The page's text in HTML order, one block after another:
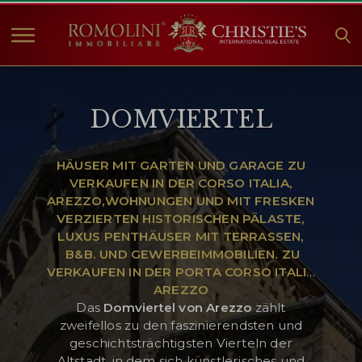
IMMOBILIEN ZUM
VERKAUF
ANGEBOTE
UNTERNEHMEN
CHRISTIE'S
KONTAKT
Currency:
£
Sprache:
DOMVIERTEL
HÄUSER MIT GARTEN UND GARAGE ZU
VERKAUFEN IN DER CORSO ITALIA,
AREZZO,WOHNUNGEN UND MIT FRESKEN
VERZIERTEN HISTORISCHEN PÄLASTE,
LUXUS PENTHÄUSER MIT TERRASSEN,
B&B. UND GEWERBEIMMOBILIEN. ZU
VERKAUFEN IN DER PORTA CORSO ITALIA
AREZZO
Das Domviertel von Arezzo zählt
zweifellos zu den faszinierendsten und
geschichtsträchtigsten Vierteln der